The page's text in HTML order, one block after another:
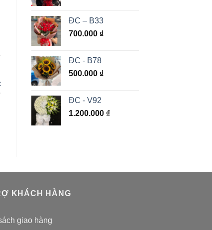
ĐC – B33
700.000 ₫
ĐC - B78
500.000 ₫
ĐC - V92
1.200.000 ₫
KHÁCH HÀNG
giao hàng